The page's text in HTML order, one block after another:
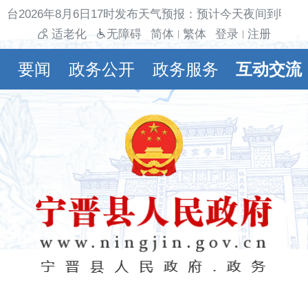
台2026年8月6日17时发布天气预报：预计今天夜间到明
适老化
无障碍 简体 繁体 登录 注册
要闻 政务公开 政务服务 互动交流